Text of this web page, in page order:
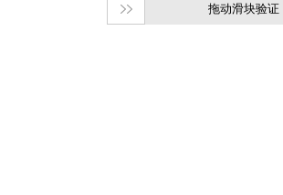
拖动滑块验证